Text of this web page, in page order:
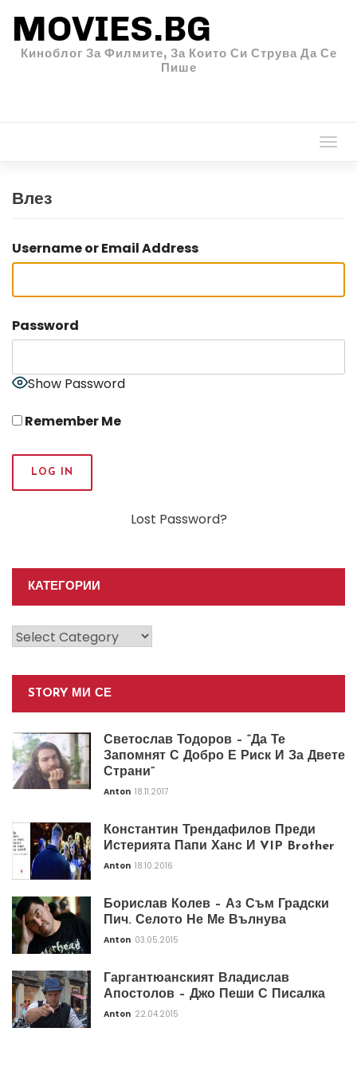
MOVIES.BG
Киноблог За Филмите, За Които Си Струва Да Се
Пише
Влез
Username or Email Address
Password
Show Password
Remember Me
Lost Password?
КАТЕГОРИИ
Категории
STORY МИ СЕ
Светослав Тодоров – “Да Те
Запомнят С Добро Е Риск И За Двете
Страни”
Anton 18.11.2017
Константин Трендафилов Преди
Истерията Папи Ханс И VIP Brother
Anton 18.10.2016
Борислав Колев – Аз Съм Градски
Пич. Селото Не Ме Вълнува
Anton 03.05.2015
Гаргантюанският Владислав
Апостолов – Джо Пеши С Писалка
Anton 22.04.2015